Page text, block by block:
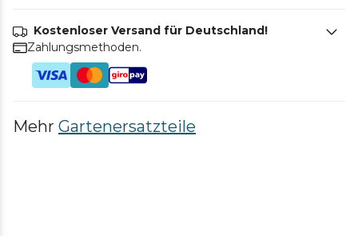
Kostenloser Versand für Deutschland!
Zahlungsmethoden.
Mehr Gartenersatzteile